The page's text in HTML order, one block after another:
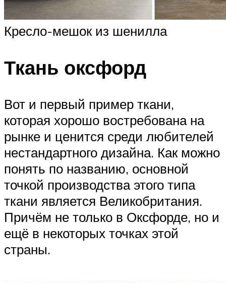
Кресло-мешок из шенилла
Ткань оксфорд
Вот и первый пример ткани,
которая хорошо востребована на
рынке и ценится среди любителей
нестандартного дизайна. Как можно
понять по названию, основной
точкой производства этого типа
ткани является Великобритания.
Причём не только в Оксфорде, но и
ещё в некоторых точках этой
страны.